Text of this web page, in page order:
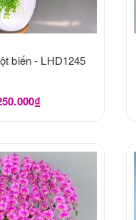
biến - LHD1245